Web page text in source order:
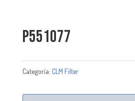
P551077
Categoría: CLM Filter